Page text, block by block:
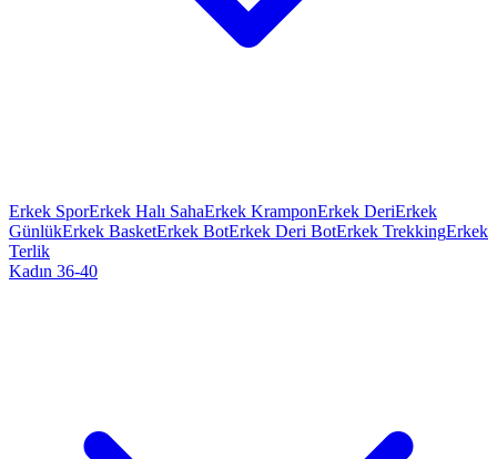
Erkek SporErkek Halı SahaErkek KramponErkek DeriErkek
GünlükErkek BasketErkek BotErkek Deri BotErkek TrekkingErkek
Terlik
Kadın 36-40